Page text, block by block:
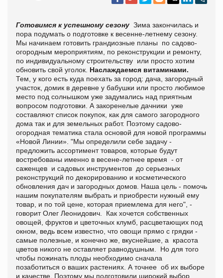
Готовимся к успешному сезону Зима закончилась и
пора подумать о подготовке к весенне-летнему сезону.
Мы начинаем готовить грандиозные планы по садово-
огородным мероприятиям, по реконструкции и ремонту,
по индивидуальному строительству или просто хотим
обновить свой уголок. Наслаждаемся витаминами.
Тем, у кого есть куда поехать за город: дача, загородный
участок, домик в деревне у бабушки или просто любимое
место под солнышком уже задумались над приятным
вопросом подготовки. А закоренелые дачники уже
составляют список покупок, как для самого загородного
дома так и для земельных работ. Поэтому садово-
огородная тематика стала основой для новой программы
«Новой Линии». "Мы определили себе задачу -
предложить ассортимент товаров, которые будут
востребованы именно в весене-летнее время - от
саженцев и садовых инструментов до серьезных
реконструкций по декорированию и косметического
обновления дач и загородных домов. Наша цель - помочь
нашим покупателям выбрать и приобрести нужный ему
товар, и по той цене, которая приемлема для него", -
говорит Олег Леонидович. Как хочется собственных
овощей, фруктов и цветочных клумб, расцветающих под
окном, ведь всем известно, что овощи прямо с грядки -
самые полезные, и конечно же, вкуснейшие, а красота
цветов никого не оставляет равнодушным. Но для того
чтобы пожинать плоды необходимо сначала
позаботиться о ваших растениях. А точнее об их выборе
и качестве. Поэтому мы подготовили широкий выбор